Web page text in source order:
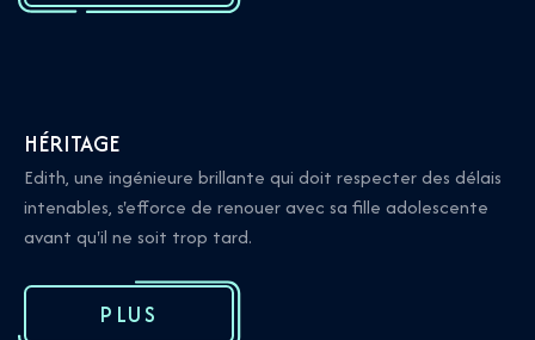
HÉRITAGE
Edith, une ingénieure brillante qui doit respecter des délais
intenables, s'efforce de renouer avec sa fille adolescente
avant qu'il ne soit trop tard.
PLUS